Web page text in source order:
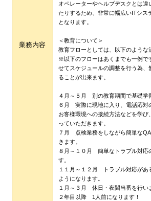
業務内容
オペレーターやヘルプデスクとは違
たりするため、非常に幅広いITシス
となります。
＜教育について＞
教育フローとしては、以下のような
※以下のフローはあくまでも一例で
せてスケジュールの調整を行う為、
ることが出来ます。
４月～５月 別の教育期間で基礎学
６月 実際に現地に入り、電話応対
お客様環境への接続方法などを学び
っていただきます。
７月 点検業務をしながら簡単な
きます。
８月～１０月 簡単なトラブル対応
す。
１１月～１２月 トラブル対応があ
ようになります。
１月～３月 休日・夜間当番を行い
２年目以降 1人前になります！